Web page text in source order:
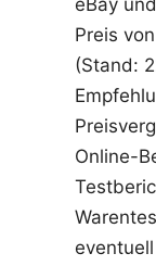
eBay
Preis
(Stand:
Online-